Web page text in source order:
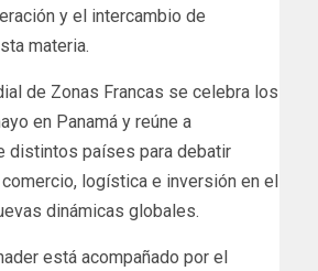
y el intercambio de
materia.
de Zonas Francas se celebra los
en Panamá y reúne a
distintos países para debatir
logística e inversión en el
dinámicas globales.
está acompañado por el